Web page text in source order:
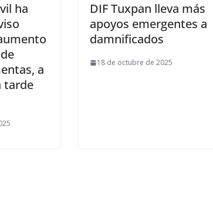
ha
a
tarde
DIF Tuxpan lleva más
apoyos emergentes a
damnificados
18 de octubre de 2025